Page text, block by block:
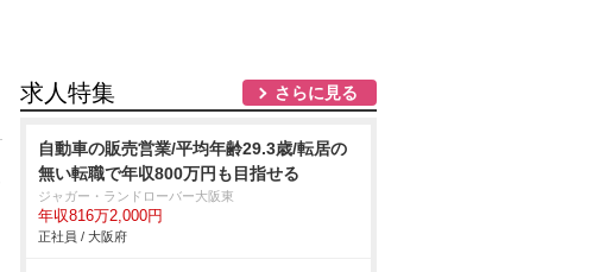
求人特集 さらに見る
自動車の販売営業/平均年齢29.3歳/転居の
無い転職で年収800万円も目指せる
ジャガー・ランドローバー大阪東
年収816万2,000円
正社員 / 大阪府